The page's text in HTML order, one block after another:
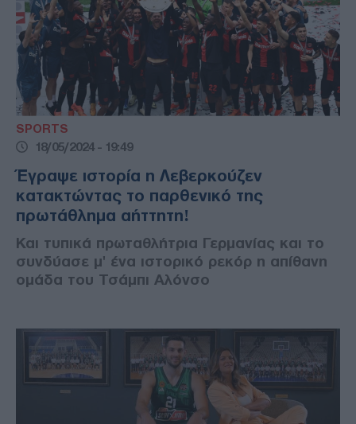
SPORTS
18/05/2024 - 19:49
Έγραψε ιστορία η Λεβερκούζεν
κατακτώντας το παρθενικό της
πρωτάθλημα αήττητη!
Και τυπικά πρωταθλήτρια Γερμανίας και το
συνδύασε μ' ένα ιστορικό ρεκόρ η απίθανη
ομάδα του Τσάμπι Αλόνσο